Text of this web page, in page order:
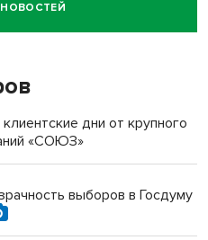
за смерть
селе лошади
за избиение врачей
с женой вошли в топ-16
дни от крупного
«СОЮЗ»
выборов в Госдуму